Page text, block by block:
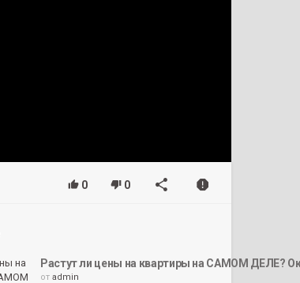
0 0
Растут ли цены на квартиры на САМОМ ДЕЛЕ?
от admin